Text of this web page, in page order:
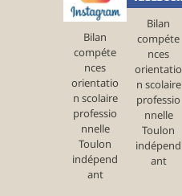
Bilan
compéte
nces
orientatio
n scolaire
professio
nnelle
Toulon
indépend
ant
Bilan
compéte
nces
orientatio
n scolaire
professio
nnelle
Toulon
indépend
ant